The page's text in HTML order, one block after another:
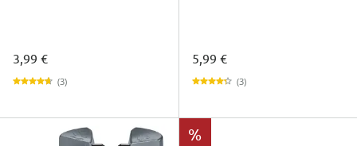
3,99 €
(3)
5,99 €
(3)
%